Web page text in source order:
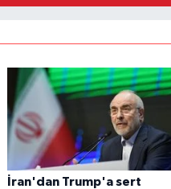
İran'dan Trump'a sert